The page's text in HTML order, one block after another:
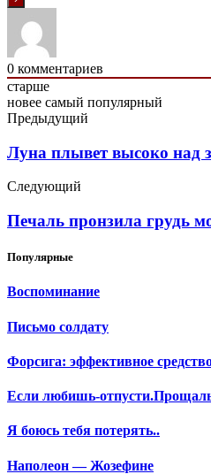
0 комментариев
старше
новее самый популярный
Предыдущий
Луна плывет высоко над
Следующий
Печаль пронзила грудь
Популярные
Воспоминание
Письмо солдату
Форсига: эффективное
Если любишь-
Я боюсь тебя потерять..
Наполеон — Жозефине